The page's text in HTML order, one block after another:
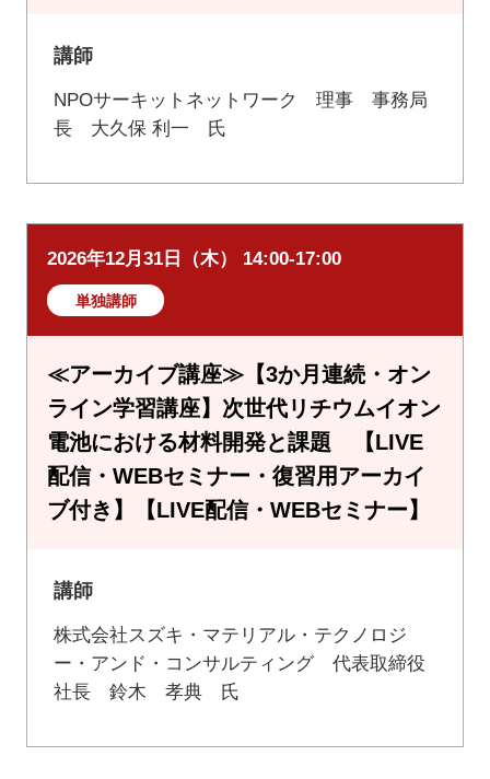
講師
NPOサーキットネットワーク 理事 事務局
長 大久保 利一 氏
2026年12月31日（木） 14:00-17:00
単独講師
≪アーカイブ講座≫【3か月連続・オン
ライン学習講座】次世代リチウムイオン
電池における材料開発と課題 【LIVE
配信・WEBセミナー・復習用アーカイ
ブ付き】【LIVE配信・WEBセミナー】
講師
株式会社スズキ・マテリアル・テクノロジ
ー・アンド・コンサルティング 代表取締役
社長 鈴木 孝典 氏